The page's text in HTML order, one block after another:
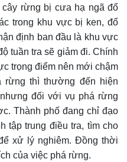
rừng bị cưa hạ ngã đổ
trong khu vực bị ken, đổ
định ban đầu là khu vực
tuần tra sẽ giảm đi. Chính
trọng điểm nên mới chậm
rừng thì thường đến hiện
đối với vụ phá rừng
Thành phố đang chỉ đạo
tập trung điều tra, tìm cho
xử lý nghiêm. Đồng thời
của việc phá rừng.